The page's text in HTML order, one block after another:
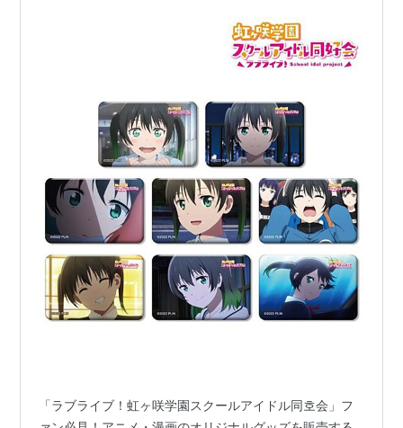
「ラブライブ！虹ヶ咲学園スクールアイドル同호会」フ